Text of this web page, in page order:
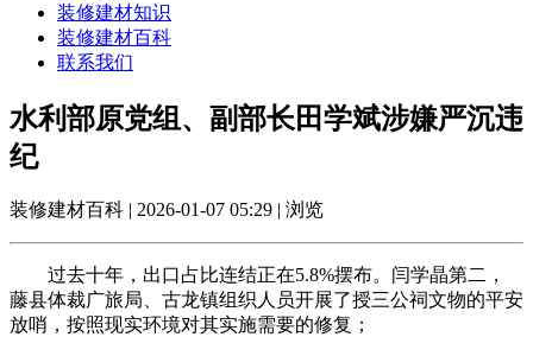
装修建材知识
装修建材百科
联系我们
水利部原党组、副部长田学斌涉嫌严沉违
纪
装修建材百科 | 2026-01-07 05:29 | 浏览
过去十年，出口占比连结正在5.8%摆布。闫学晶第二，
藤县体裁广旅局、古龙镇组织人员开展了授三公祠文物的平安
放哨，按照现实环境对其实施需要的修复；